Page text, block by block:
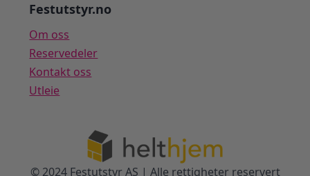
Festutstyr.no
Om oss
Reservedeler
Kontakt oss
Utleie
© 2024 Festutstyr AS | Alle rettigheter reservert